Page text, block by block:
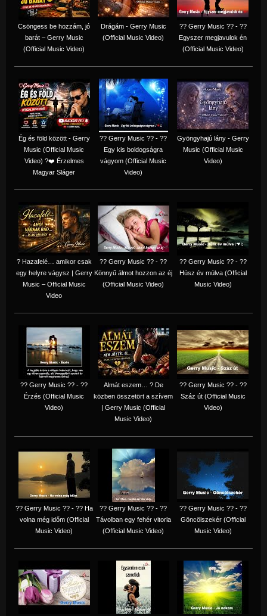
Csöngess be hozzám, jó
barát – Gerry Music
(Official Music Video)
Drágám - Gerry Music
(Official Music Video)
?? Gerry Music ?? - ??
Egyszer megjavulok én
(Official Music Video)
Ég és föld között - Gerry
Music (Official Music
Video) ?❤️ Érzelmes
Magyar Sláger
?? Gerry Music ?? - ??
Egy kis boldogságra
vágyom (Official Music
Video)
Gyöngyhajú lány - Gerry
Music (Official Music
Video)
? Hazafelé… amikor csak
egy helyre vágysz | Gerry
Music – Official Music
Video
?? Gerry Music ?? - ??
Könnyű álmot hozzon az éj
(Official Music Video)
?? Gerry Music ?? - ??
Húsz év múlva (Official
Music Video)
?? Gerry Music ?? - ??
Érzés (Official Music
Video)
Almát eszem… ? De
közben összetört a szívem
| Gerry Music (Official
Music Video)
?? Gerry Music ?? - ??
Száz út (Official Music
Video)
?? Gerry Music ?? - ?? Ha
volna még időm (Official
Music Video)
?? Gerry Music ?? - ??
Távolban egy fehér vitorla
(Official Music Video)
?? Gerry Music ?? - ??
Göncölszekér (Official
Music Video)